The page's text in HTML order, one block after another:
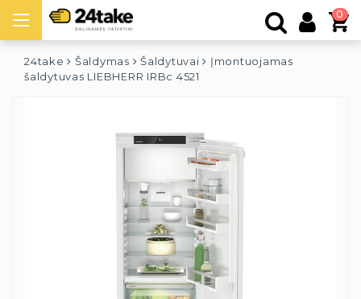
0
24take Šaldymas Šaldytuvai
Įmontuojamas
šaldytuvas LIEBHERR IRBc 4521